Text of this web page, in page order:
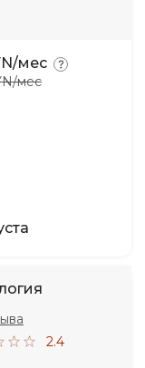
мес
мес
2.4